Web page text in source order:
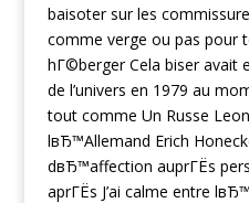
baisoter sur les
comme verge ou pas pour
hГ©berger Cela biser avait
de l’univers en 1979 au
tout comme Un Russe
lвЂ™Allemand Erich
dвЂ™affection auprГЁs
aprГЁs J’ai calme entre